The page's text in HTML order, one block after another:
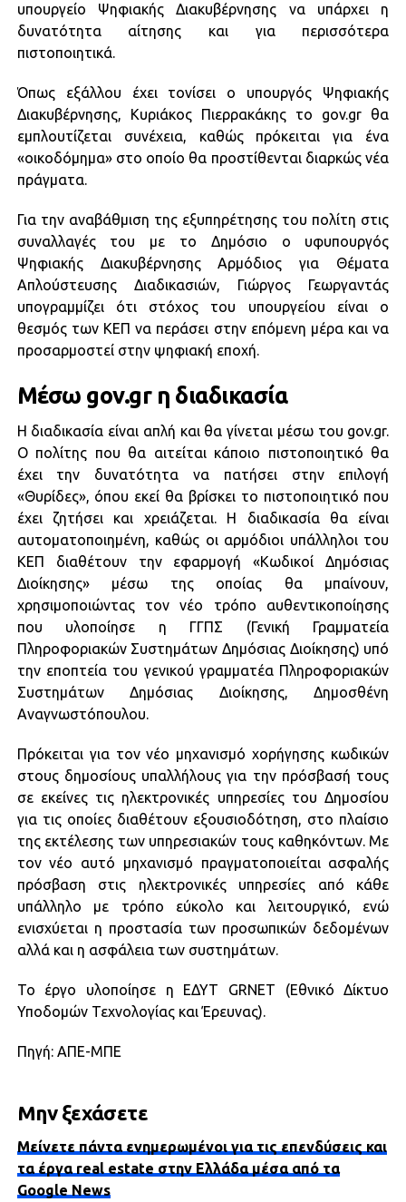
υπουργείο Ψηφιακής Διακυβέρνησης να υπάρχει η
δυνατότητα αίτησης και για περισσότερα
πιστοποιητικά.
Όπως εξάλλου έχει τονίσει ο υπουργός Ψηφιακής
Διακυβέρνησης, Κυριάκος Πιερρακάκης το gov.gr θα
εμπλουτίζεται συνέχεια, καθώς πρόκειται για ένα
«οικοδόμημα» στο οποίο θα προστίθενται διαρκώς νέα
πράγματα.
Για την αναβάθμιση της εξυπηρέτησης του πολίτη στις
συναλλαγές του με το Δημόσιο ο υφυπουργός
Ψηφιακής Διακυβέρνησης Αρμόδιος για Θέματα
Απλούστευσης Διαδικασιών, Γιώργος Γεωργαντάς
υπογραμμίζει ότι στόχος του υπουργείου είναι ο
θεσμός των ΚΕΠ να περάσει στην επόμενη μέρα και να
προσαρμοστεί στην ψηφιακή εποχή.
Μέσω gov.gr η διαδικασία
Η διαδικασία είναι απλή και θα γίνεται μέσω του gov.gr.
Ο πολίτης που θα αιτείται κάποιο πιστοποιητικό θα
έχει την δυνατότητα να πατήσει στην επιλογή
«Θυρίδες», όπου εκεί θα βρίσκει το πιστοποιητικό που
έχει ζητήσει και χρειάζεται. Η διαδικασία θα είναι
αυτοματοποιημένη, καθώς οι αρμόδιοι υπάλληλοι του
ΚΕΠ διαθέτουν την εφαρμογή «Κωδικοί Δημόσιας
Διοίκησης» μέσω της οποίας θα μπαίνουν,
χρησιμοποιώντας τον νέο τρόπο αυθεντικοποίησης
που υλοποίησε η ΓΓΠΣ (Γενική Γραμματεία
Πληροφοριακών Συστημάτων Δημόσιας Διοίκησης) υπό
την εποπτεία του γενικού γραμματέα Πληροφοριακών
Συστημάτων Δημόσιας Διοίκησης, Δημοσθένη
Αναγνωστόπουλου.
Πρόκειται για τον νέο μηχανισμό χορήγησης κωδικών
στους δημοσίους υπαλλήλους για την πρόσβασή τους
σε εκείνες τις ηλεκτρονικές υπηρεσίες του Δημοσίου
για τις οποίες διαθέτουν εξουσιοδότηση, στο πλαίσιο
της εκτέλεσης των υπηρεσιακών τους καθηκόντων. Με
τον νέο αυτό μηχανισμό πραγματοποιείται ασφαλής
πρόσβαση στις ηλεκτρονικές υπηρεσίες από κάθε
υπάλληλο με τρόπο εύκολο και λειτουργικό, ενώ
ενισχύεται η προστασία των προσωπικών δεδομένων
αλλά και η ασφάλεια των συστημάτων.
Το έργο υλοποίησε η ΕΔΥΤ GRNET (Εθνικό Δίκτυο
Υποδομών Τεχνολογίας και Έρευνας).
Πηγή: ΑΠΕ-ΜΠΕ
Μην ξεχάσετε
Μείνετε πάντα ενημερωμένοι για τις επενδύσεις και
τα έργα real estate στην Ελλάδα μέσα από τα
Google News